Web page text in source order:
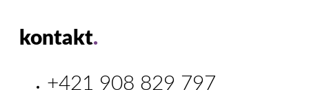
kontakt.
+421 908 829 797